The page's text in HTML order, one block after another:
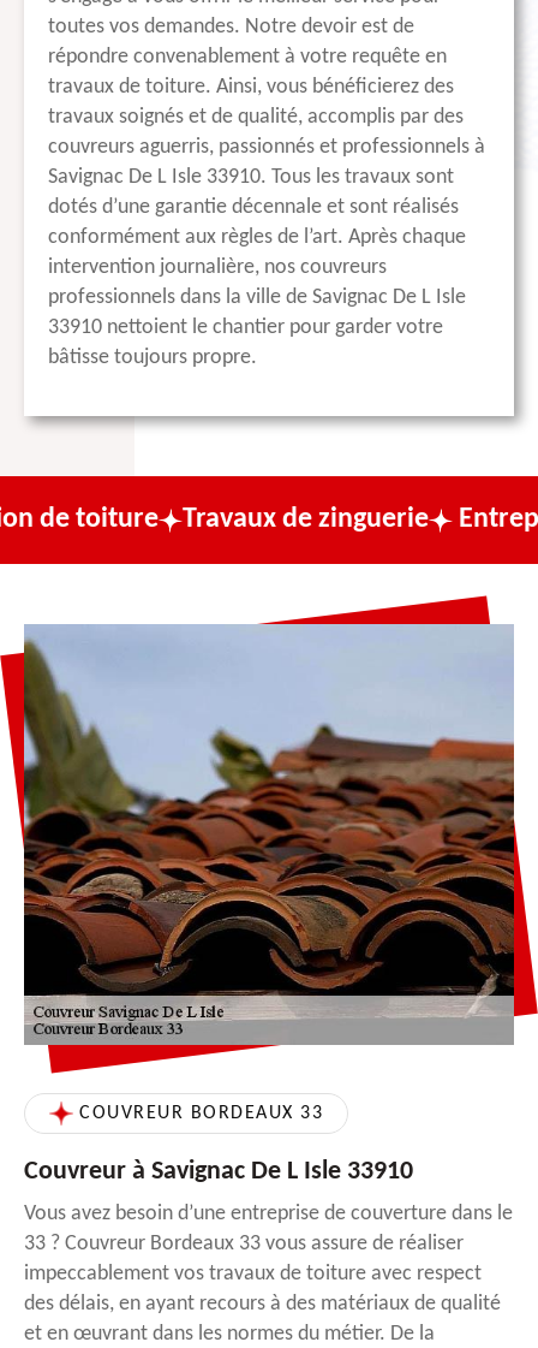
toutes vos demandes. Notre devoir est de
répondre convenablement à votre requête en
travaux de toiture. Ainsi, vous bénéficierez des
travaux soignés et de qualité, accomplis par des
couvreurs aguerris, passionnés et professionnels à
Savignac De L Isle 33910. Tous les travaux sont
dotés d’une garantie décennale et sont réalisés
conformément aux règles de l’art. Après chaque
intervention journalière, nos couvreurs
professionnels dans la ville de Savignac De L Isle
33910 nettoient le chantier pour garder votre
bâtisse toujours propre.
Travaux de zinguerie Entreprise de
COUVREUR BORDEAUX 33
Couvreur à Savignac De L Isle 33910
Vous avez besoin d’une entreprise de couverture dans le
33 ? Couvreur Bordeaux 33 vous assure de réaliser
impeccablement vos travaux de toiture avec respect
des délais, en ayant recours à des matériaux de qualité
et en œuvrant dans les normes du métier. De la